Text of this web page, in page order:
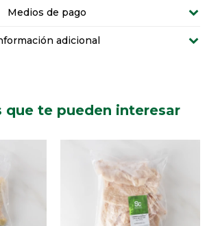
Medios de pago
adicional
que te pueden interesar